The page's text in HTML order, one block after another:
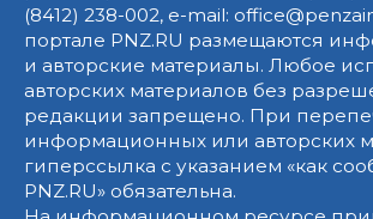
(8412) 238-002, e-mail:
портале PNZ.RU размещаются
и авторские материалы. Любое
авторских материалов без
редакции запрещено. При
информационных или авторских
гиперссылка с указанием «как
PNZ.RU» обязательна.